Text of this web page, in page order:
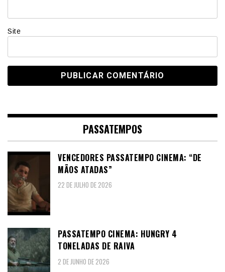
Site
PASSATEMPOS
VENCEDORES PASSATEMPO CINEMA: “DE
MÃOS ATADAS”
22 DE JULHO DE 2026
PASSATEMPO CINEMA: HUNGRY 4
TONELADAS DE RAIVA
2 DE JUNHO DE 2026